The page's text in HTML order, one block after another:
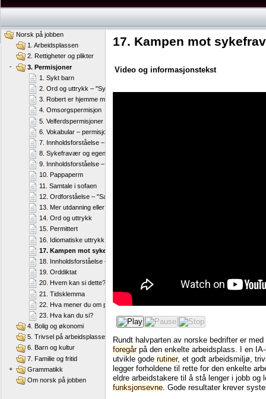
17. Kampen mot
Video og informasjonstekst
Rundt halvparten av norske bedrifter er
foregårpå den enkelte arbeidsplass. I en
utvikle gode rutiner, et godt arbeidsmiljø,
legger forholdene til rette for den enkelte
eldre arbeidstakere til å stå lenger i jobb og
funksjonsevne . Gode resultater krever
Norsk på jobben
1. Arbeidsplassen
2. Rettigheter og plikter
-
3. Permisjoner
1. Sykt barn
2. Ord og uttrykk – "Sykt barn"
3. Robert er hjemme med sykt barn
4. Omsorgspermisjon
5. Velferdspermisjoner
6. Vokabular – permisjoner
7. Innholdsforståelse – permisjoner
8. Sykefravær og egenmelding
9. Innholdsforståelse – "Sykefravær og egenmelding"
10. Pappaperm
11. Samtale i sofaen
12. Ordforståelse – "Samtale i sofaen"
13. Mer utdanning eller ...?
14. Ord og uttrykk
15. Permittert
16. Idiomatiske uttrykk
17. Kampen mot sykefravær og mistrivsel
18. Innholdsforståelse – "Kampen mot sykefravær og mistrivsel"
19. Orddiktat
20. Hvem kan si dette?
21. Tidsklemma
22. Hva mener du om påstandene?
23. Hva kan du si?
4. Bolig og økonomi
5. Trivsel på arbeidsplassen
6. Barn og kultur
7. Familie og fritid
+
Grammatikk
Om norsk på jobben